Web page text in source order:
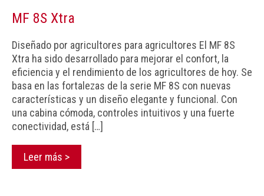
MF 8S Xtra
Diseñado por agricultores para agricultores El MF 8S
Xtra ha sido desarrollado para mejorar el confort, la
eficiencia y el rendimiento de los agricultores de hoy. Se
basa en las fortalezas de la serie MF 8S con nuevas
características y un diseño elegante y funcional. Con
una cabina cómoda, controles intuitivos y una fuerte
conectividad, está […]
Leer más >